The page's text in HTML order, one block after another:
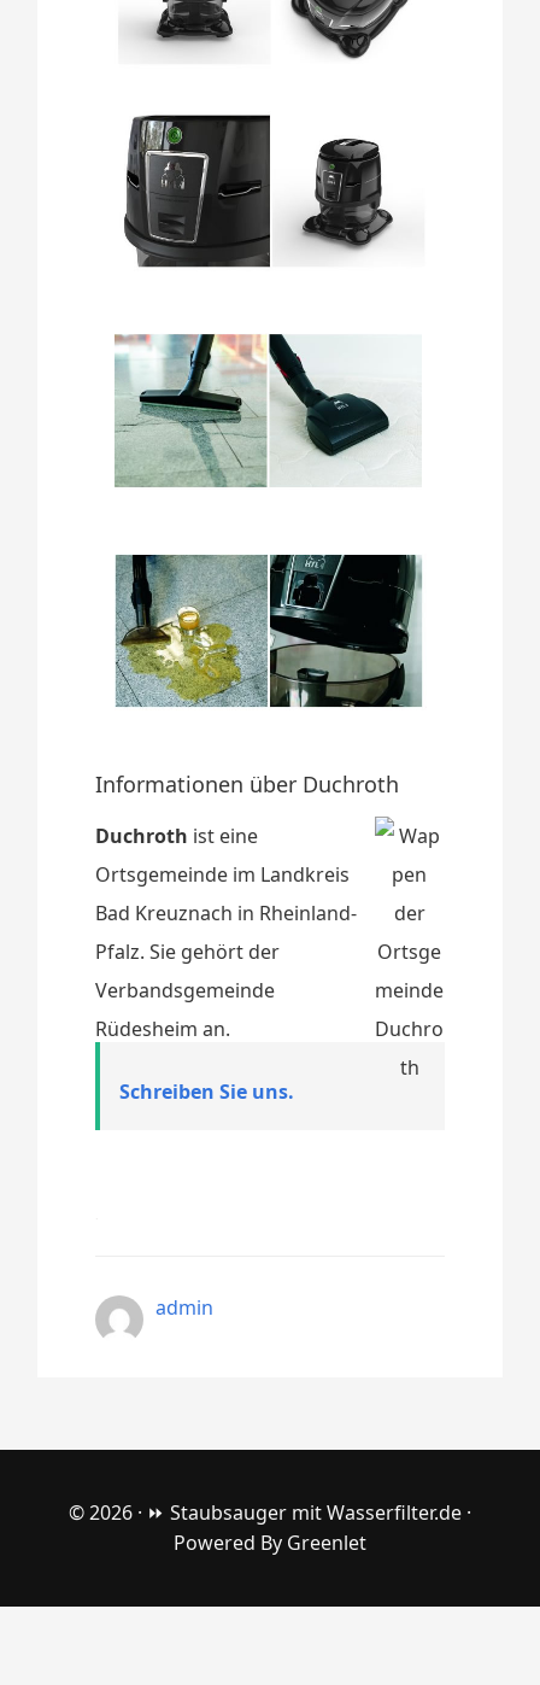
Informationen über Duchroth
Duchroth ist eine
Ortsgemeinde im Landkreis
Bad Kreuznach in Rheinland-
Pfalz. Sie gehört der
Verbandsgemeinde
Rüdesheim an.
Schreiben Sie uns.
admin
© 2026 · ⏩ Staubsauger mit Wasserfilter.de ·
Powered By Greenlet